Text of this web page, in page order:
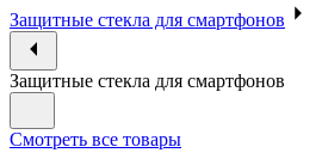
Защитные стекла для смартфонов
Защитные стекла для смартфонов
Смотреть все товары